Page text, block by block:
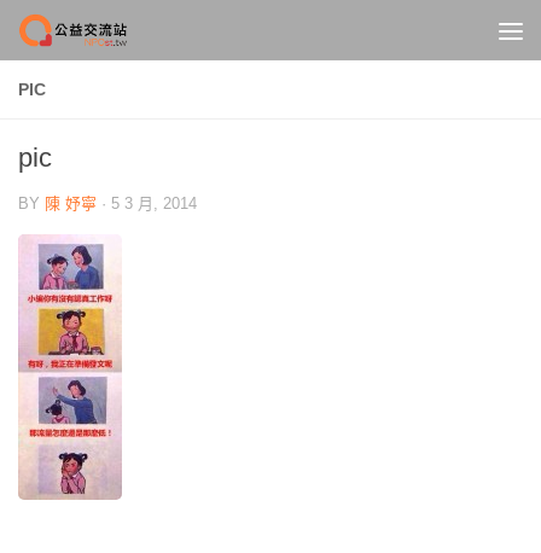
Skip to content
PIC
pic
BY 陳 妤寧 · 5 3 月, 2014